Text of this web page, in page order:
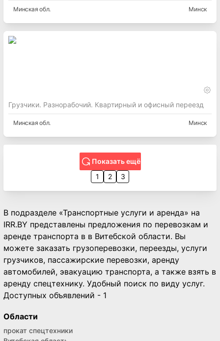
Минская обл. Минск
Грузчики. Разнорабочий. Квартирный и офисный переезд
Минская обл. Минск
Показать ещё
1
2 3
В подразделе «Транспортные услуги и аренда» на
IRR.BY представлены предложения по перевозкам и
аренде транспорта в в Витебской области. Вы
можете заказать грузоперевозки, переезды, услуги
грузчиков, пассажирские перевозки, аренду
автомобилей, эвакуацию транспорта, а также взять в
аренду спецтехнику. Удобный поиск по виду услуг.
Доступных объявлений - 1
Области
прокат спецтехники